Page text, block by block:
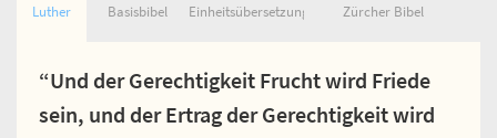
Luther Basisbibel Einheitsübersetzung Zürcher Bibel
“Und der Gerechtigkeit Frucht wird Friede
sein, und der Ertrag der Gerechtigkeit wird